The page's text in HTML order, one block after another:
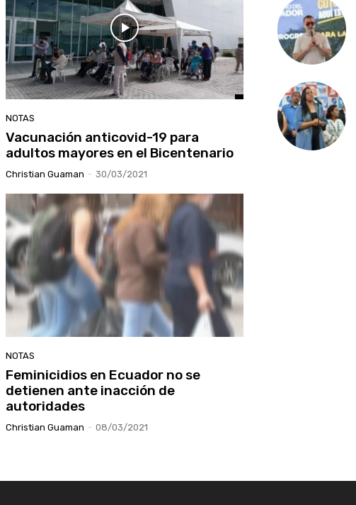
NOTAS
Vacunación anticovid-19 para
adultos mayores en el Bicentenario
Christian Guaman - 30/03/2021
NOTAS
Feminicidios en Ecuador no se
detienen ante inacción de
autoridades
Christian Guaman - 08/03/2021